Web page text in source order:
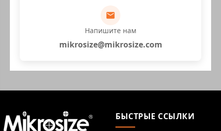
Напишите нам
mikrosize@mikrosize.com
БЫСТРЫЕ ССЫЛКИ